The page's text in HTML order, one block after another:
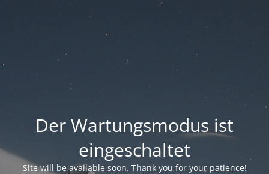
Der Wartungsmodus ist
eingeschaltet
Site will be available soon. Thank you for your patience!